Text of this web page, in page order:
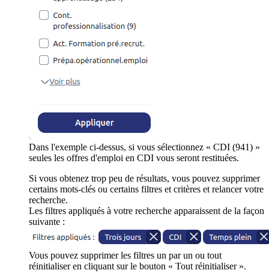
Dans l'exemple ci-dessus, si vous sélectionnez « CDI (941) »
seules les offres d'emploi en CDI vous seront restituées.
Si vous obtenez trop peu de résultats, vous pouvez supprimer
certains mots-clés ou certains filtres et critères et relancer votre
recherche.
Les filtres appliqués à votre recherche apparaissent de la façon
suivante :
Vous pouvez supprimer les filtres un par un ou tout
réinitialiser en cliquant sur le bouton « Tout réinitialiser ».